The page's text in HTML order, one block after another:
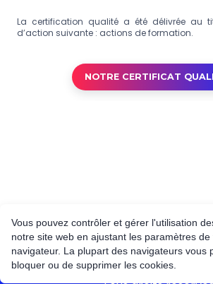
La certification qualité a été délivrée au
d’action suivante : actions de formation.
NOTRE CERTIFICAT
© Réalisé par Agence
Vous pouvez contrôler et gérer l'utilisation
notre site web en ajustant les paramètres de
navigateur. La plupart des navigateurs vous
bloquer ou de supprimer les cookies.